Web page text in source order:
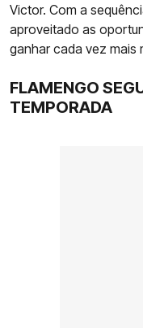
Victor. Com a
aproveitado as
ganhar cada vez mais
FLAMENGO
TEMPORADA